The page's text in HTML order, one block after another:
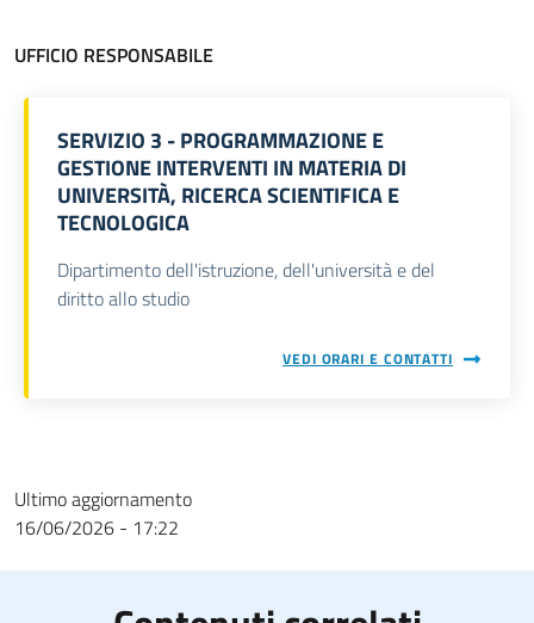
UFFICIO RESPONSABILE
SERVIZIO 3 - PROGRAMMAZIONE E
GESTIONE INTERVENTI IN MATERIA DI
UNIVERSITÀ, RICERCA SCIENTIFICA E
TECNOLOGICA
Dipartimento dell'istruzione, dell'università e del
diritto allo studio
VEDI ORARI E CONTATTI
Ultimo aggiornamento
16/06/2026 - 17:22